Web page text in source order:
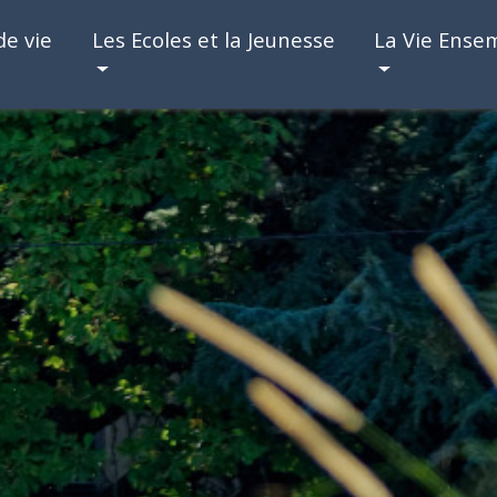
vie Les Ecoles et la Jeunesse La Vie